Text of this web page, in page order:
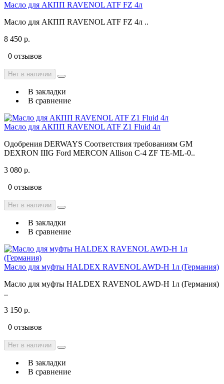
Масло для АКПП RAVENOL ATF FZ 4л
Масло для АКПП RAVENOL ATF FZ 4л ..
8 450 р.
0 отзывов
Нет в наличии
В закладки
В сравнение
Масло для АКПП RAVENOL ATF Z1 Fluid 4л
Одобрения DERWAYS Соответствия требованиям GM
DEXRON IIIG Ford MERCON Allison C-4 ZF TE-ML-0..
3 080 р.
0 отзывов
Нет в наличии
В закладки
В сравнение
Масло для муфты HALDEX RAVENOL AWD-H 1л (Германия)
Масло для муфты HALDEX RAVENOL AWD-H 1л (Германия)
..
3 150 р.
0 отзывов
Нет в наличии
В закладки
В сравнение